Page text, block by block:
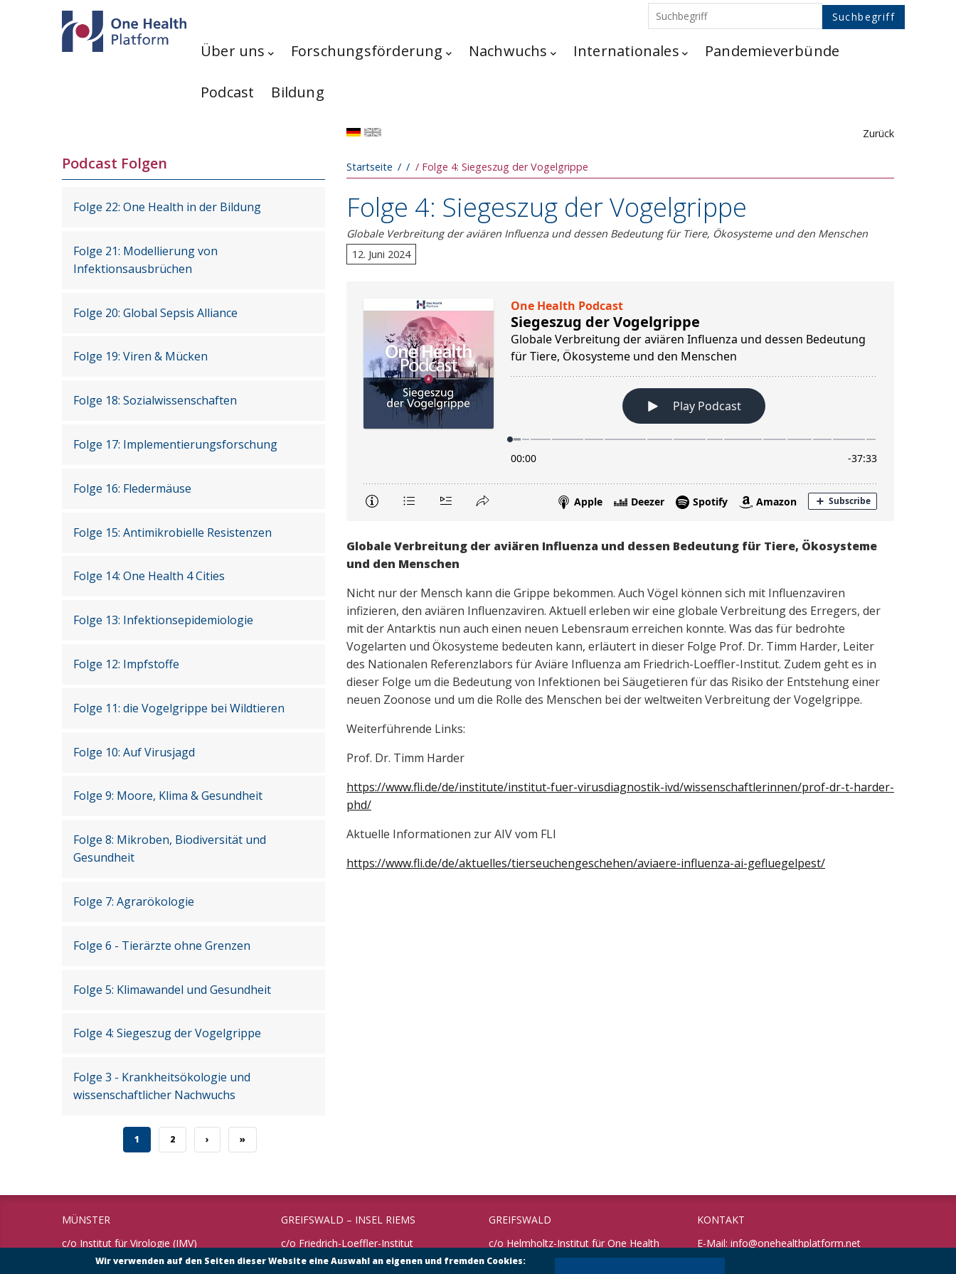
Direkt zum Inhalt
Über uns Forschungsförderung Nachwuchs Internationales Pandemieverbünde
Podcast Bildung
Zurück
Pfadnavigation
Startseite Folge 4: Siegeszug der Vogelgrippe
Folge 4: Siegeszug der Vogelgrippe
Globale Verbreitung der aviären Influenza und dessen Bedeutung für Tiere, Ökosysteme und den Menschen
12. Juni 2024
Globale Verbreitung der aviären Influenza und dessen Bedeutung für Tiere, Ökosysteme
und den Menschen
Nicht nur der Mensch kann die Grippe bekommen. Auch Vögel können sich mit Influenzaviren
infizieren, den aviären Influenzaviren. Aktuell erleben wir eine globale Verbreitung des Erregers, der
mit der Antarktis nun auch einen neuen Lebensraum erreichen konnte. Was das für bedrohte
Vogelarten und Ökosysteme bedeuten kann, erläutert in dieser Folge Prof. Dr. Timm Harder, Leiter
des Nationalen Referenzlabors für Aviäre Influenza am Friedrich-Loeffler-Institut. Zudem geht es in
dieser Folge um die Bedeutung von Infektionen bei Säugetieren für das Risiko der Entstehung einer
neuen Zoonose und um die Rolle des Menschen bei der weltweiten Verbreitung der Vogelgrippe.
Weiterführende Links:
Prof. Dr. Timm Harder
https://www.fli.de/de/institute/institut-fuer-virusdiagnostik-ivd/wissenschaftlerinnen/prof-dr-t-harder-
phd/
Aktuelle Informationen zur AIV vom FLI
https://www.fli.de/de/aktuelles/tierseuchengeschehen/aviaere-influenza-ai-gefluegelpest/
Podcast Folgen
Folge 22: One Health in der Bildung
Folge 21: Modellierung von
Infektionsausbrüchen
Folge 20: Global Sepsis Alliance
Folge 19: Viren & Mücken
Folge 18: Sozialwissenschaften
Folge 17: Implementierungsforschung
Folge 16: Fledermäuse
Folge 15: Antimikrobielle Resistenzen
Folge 14: One Health 4 Cities
Folge 13: Infektionsepidemiologie
Folge 12: Impfstoffe
Folge 11: die Vogelgrippe bei Wildtieren
Folge 10: Auf Virusjagd
Folge 9: Moore, Klima & Gesundheit
Folge 8: Mikroben, Biodiversität und
Gesundheit
Folge 7: Agrarökologie
Folge 6 - Tierärzte ohne Grenzen
Folge 5: Klimawandel und Gesundheit
Folge 4: Siegeszug der Vogelgrippe
Folge 3 - Krankheitsökologie und
wissenschaftlicher Nachwuchs
AKTUELLE SEITE
1 SEITE
2 NÄCHSTE SEITE
› LETZTE SEITE
»
MÜNSTER
c/o Institut für Virologie (IMV)
Universität Münster
GREIFSWALD – INSEL RIEMS
c/o Friedrich-Loeffler-Institut
Bundesforschungsinstitut für
Tiergesundheit
GREIFSWALD
c/o Helmholtz-Institut für One Health
Fleischmannstraße 42
KONTAKT
E-Mail: info@onehealthplatform.net
Website: in Kürze
Wir verwenden auf den Seiten dieser Website eine Auswahl an eigenen und fremden Cookies: